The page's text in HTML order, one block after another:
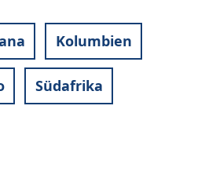
Kolumbien
Südafrika